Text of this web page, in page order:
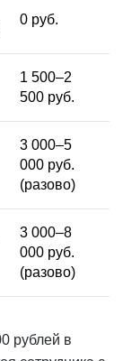
0 руб.
1 500–2
500 руб.
3 000–5
000 руб.
(разово)
3 000–8
000 руб.
(разово)
рублей в